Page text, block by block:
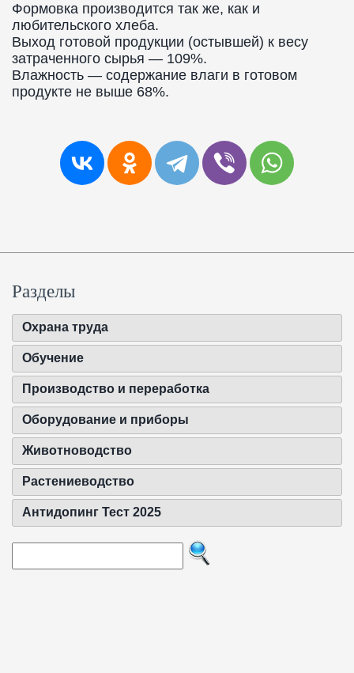
Формовка производится так же, как и
любительского хлеба.
Выход готовой продукции (остывшей) к весу
затраченного сырья — 109%.
Влажность — содержание влаги в готовом
продукте не выше 68%.
Разделы
Охрана труда
Обучение
Производство и переработка
Оборудование и приборы
Животноводство
Растениеводство
Антидопинг Тест 2025